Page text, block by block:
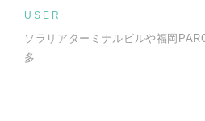
USER
ソラリアターミナルビルや福岡
多…